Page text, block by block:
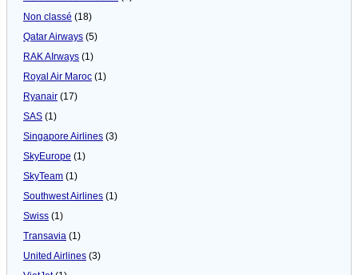
Non classé (18)
Qatar Airways (5)
RAK AIrways (1)
Royal Air Maroc (1)
Ryanair (17)
SAS (1)
Singapore Airlines (3)
SkyEurope (1)
SkyTeam (1)
Southwest Airlines (1)
Swiss (1)
Transavia (1)
United Airlines (3)